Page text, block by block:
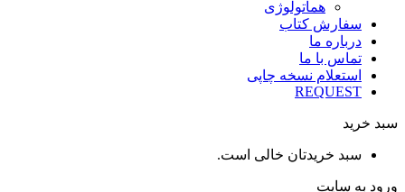
هماتولوژی
سفارش کتاب
درباره ما
تماس با ما
استعلام نسخه چاپی
REQUEST
سبد خرید
سبد خریدتان خالی است.
ورود به سایت